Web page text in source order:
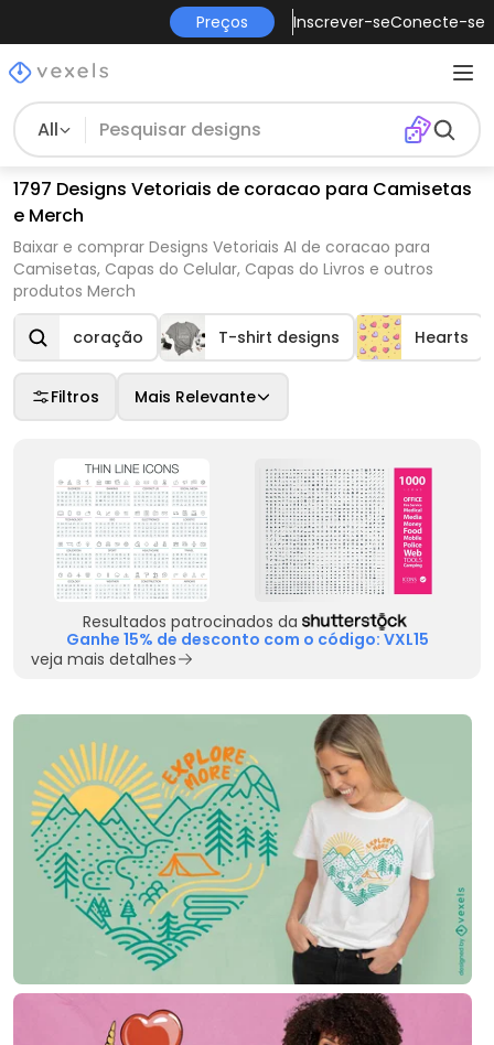
Preços Inscrever-seConecte-se
All
1797 Designs Vetoriais de coracao para Camisetas
e Merch
Baixar e comprar Designs Vetoriais AI de coracao para
Camisetas, Capas do Celular, Capas do Livros e outros
produtos Merch
coração T-shirt designs Hearts
Filtros Mais Relevante
Resultados patrocinados da
Ganhe 15% de desconto com o código: VXL15
veja mais detalhes